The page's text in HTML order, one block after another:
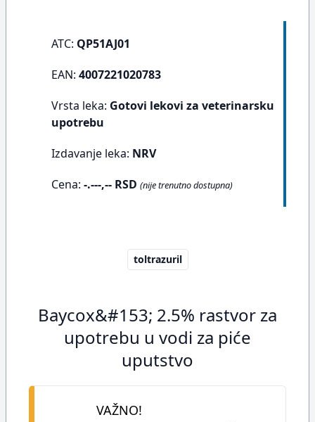
ATC: QP51AJ01
EAN: 4007221020783
Vrsta leka: Gotovi lekovi za veterinarsku
upotrebu
Izdavanje leka: NRV
Cena: -.---,-- RSD (nije trenutno dostupna)
toltrazuril
Baycox&#153; 2.5% rastvor za
upotrebu u vodi za piće
uputstvo
VAŽNO!